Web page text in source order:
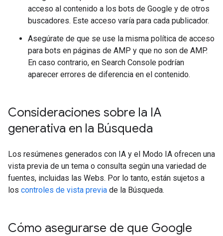
acceso al contenido a los bots de Google y de otros
buscadores. Este acceso varía para cada publicador.
Asegúrate de que se use la misma política de acceso
para bots en páginas de AMP y que no son de AMP.
En caso contrario, en Search Console podrían
aparecer errores de diferencia en el contenido.
Consideraciones sobre la IA
generativa en la Búsqueda
Los resúmenes generados con IA y el Modo IA ofrecen una
vista previa de un tema o consulta según una variedad de
fuentes, incluidas las Webs. Por lo tanto, están sujetos a
los controles de vista previa de la Búsqueda.
Cómo asegurarse de que Google